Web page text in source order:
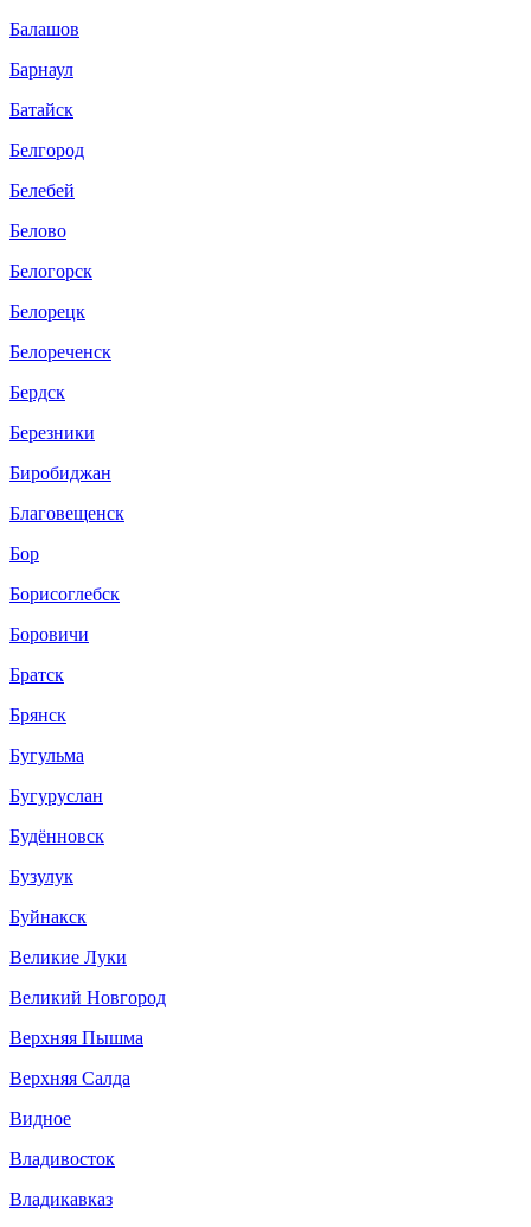
Балашов
Барнаул
Батайск
Белгород
Белебей
Белово
Белогорск
Белорецк
Белореченск
Бердск
Березники
Биробиджан
Благовещенск
Бор
Борисоглебск
Боровичи
Братск
Брянск
Бугульма
Бугуруслан
Будённовск
Бузулук
Буйнакск
Великие Луки
Великий Новгород
Верхняя Пышма
Верхняя Салда
Видное
Владивосток
Владикавказ